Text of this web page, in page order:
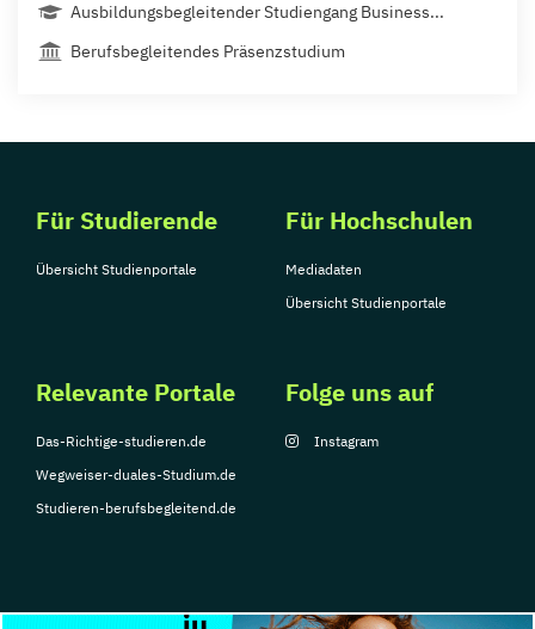
Ausbildungsbegleitender Studiengang Business...
Berufsbegleitendes Präsenzstudium
Für Studierende
Übersicht Studienportale
Für Hochschulen
Mediadaten
Übersicht Studienportale
Relevante Portale
Das-Richtige-studieren.de
Wegweiser-duales-Studium.de
Studieren-berufsbegleitend.de
Folge uns auf
Instagram